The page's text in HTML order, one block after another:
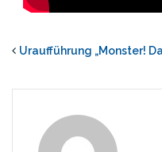
Uraufführung „Monster!